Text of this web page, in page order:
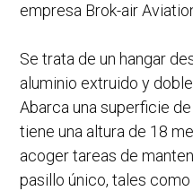
empresa Brok-air
Se trata de un hangar
aluminio extruido y
Abarca una superficie
tiene una altura de 18
acoger tareas de
pasillo único, tales